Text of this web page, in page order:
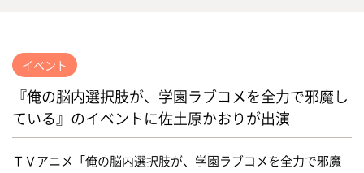
イベント
『俺の脳内選択肢が、学園ラブコメを全力で邪魔し
ている』のイベントに佐土原かおりが出演
ＴＶアニメ「俺の脳内選択肢が、学園ラブコメを全力で邪魔